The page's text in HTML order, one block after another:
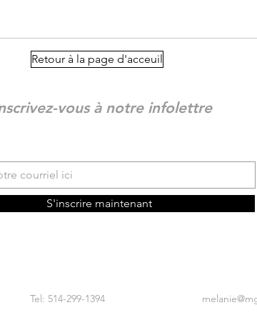
Retour à la page d'acceuil
vous à notre infolettre
S'inscrire maintenant
Tel: 514-299-1394